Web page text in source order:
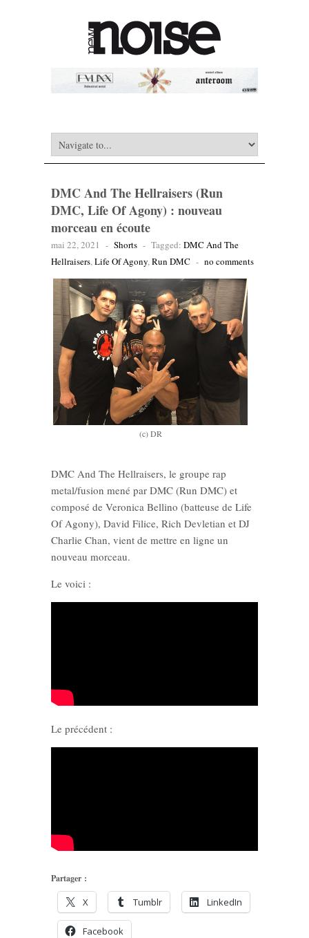
DMC And The Hellraisers (Run
DMC, Life Of Agony) : nouveau
morceau en écoute
mai 22, 2021 - Shorts - Tagged: DMC And The
Hellraisers,Life Of Agony,Run DMC - no comments
(c) DR
DMC And The Hellraisers, le groupe rap
metal/fusion mené par DMC (Run DMC) et
composé de Veronica Bellino (batteuse de Life
Of Agony), David Filice, Rich Devletian et DJ
Charlie Chan, vient de mettre en ligne un
nouveau morceau.
Le voici :
Le précédent :
Partager :
X Tumblr LinkedIn
Facebook